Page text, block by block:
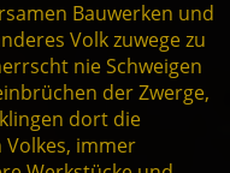
Bauwerken und
Volk zuwege zu
nie Schweigen
der Zwerge,
dort die
immer